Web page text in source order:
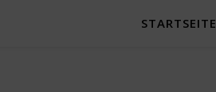
STARTSEITE